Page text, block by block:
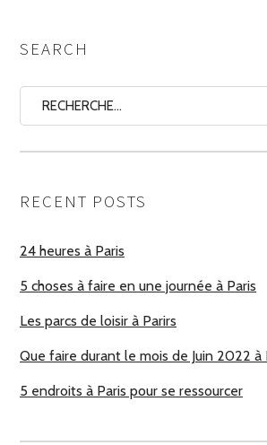
SEARCH
RECENT POSTS
24 heures à Paris
5 choses à faire en une journée à Paris
Les parcs de loisir à Parirs
Que faire durant le mois de Juin 2022 à
5 endroits à Paris pour se ressourcer